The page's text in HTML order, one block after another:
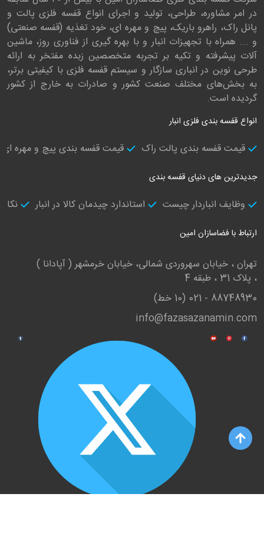
در امر مشاوره، طراحی، تولید و اجرای انواع قفسه فلزی پالت و
پانل راک، راهرو باریک، پیچ و مهره ای، خود تغذیه (قفسه صنعتی)
و ... همراه با تجهیزات انبار و با بهره گیری از فناوری روز، ماشین
آلات پیشرفته و تکیه بر تجربه متخصصین زبده مفتخر به ارائه
طرحی نوین در انباری سازگار و سیستم قفسه فلزی با کیفیتی بر‌تر،
به بخش‌های مختلف صنعت کشور و صادرات به خارج از کشور
گردیده است.
انواع قفسه بندی فلزی انبار
قیمت قفسه بندی پالت راک قیمت قفسه بندی پیچ و مهره ای
جدیدترین های دنیای قفسه بندی
وظایف انباردار چیست استاندارد چیدمان کالا در انبار
ارتباط با فضاسازان امین
تهران ، خیابان سهروردی شمالی، خیابان خرمشهر ( آپادانا )
، پلاک 31 ، طبقه 4
88748930 - 021 (10 خط)
info@fazasazanamin.com